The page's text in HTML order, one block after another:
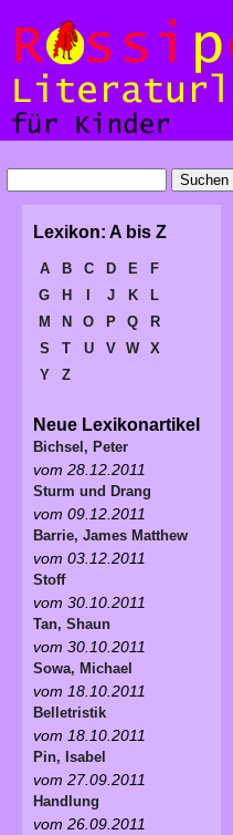
Lexikon: A bis Z
A B C D E
F
G
H J K
L
M
N O P Q
R
S
T U V W
X
Y
Z
Neue Lexikonartikel
Bichsel, Peter
vom 28.12.2011
Sturm und Drang
vom 09.12.2011
Barrie, James Matthew
vom 03.12.2011
Stoff
vom 30.10.2011
Tan, Shaun
vom 30.10.2011
Sowa, Michael
vom 18.10.2011
Belletristik
vom 18.10.2011
Pin, Isabel
vom 27.09.2011
Handlung
vom 26.09.2011